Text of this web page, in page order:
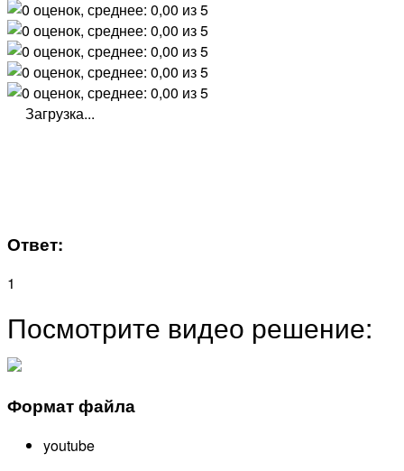
Загрузка...
Ответ:
1
Посмотрите видео решение:
Формат файла
youtube